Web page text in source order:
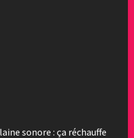
sonore : ça réchauffe